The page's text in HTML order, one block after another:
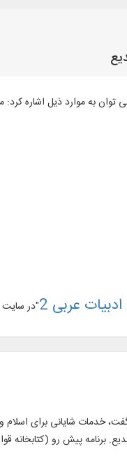
توان به موارد ذیل اشاره
عربی 2 "در
خدمات شایانی برای اسلام
برنامه پیش رو (کتابخانه